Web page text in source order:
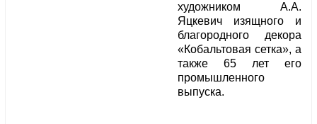
художником А.А.
Яцкевич изящного и
благородного декора
«Кобальтовая сетка», а
также 65 лет его
промышленного
выпуска.